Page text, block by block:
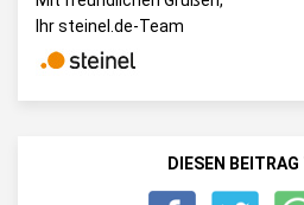
Ihr steinel.de-Team
DIESEN